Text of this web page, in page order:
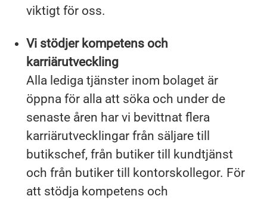
viktigt för oss.
Vi stödjer kompetens och
karriärutveckling
Alla lediga tjänster inom bolaget är
öppna för alla att söka och under de
senaste åren har vi bevittnat flera
karriärutvecklingar från säljare till
butikschef, från butiker till kundtjänst
och från butiker till kontorskollegor. För
att stödja kompetens och